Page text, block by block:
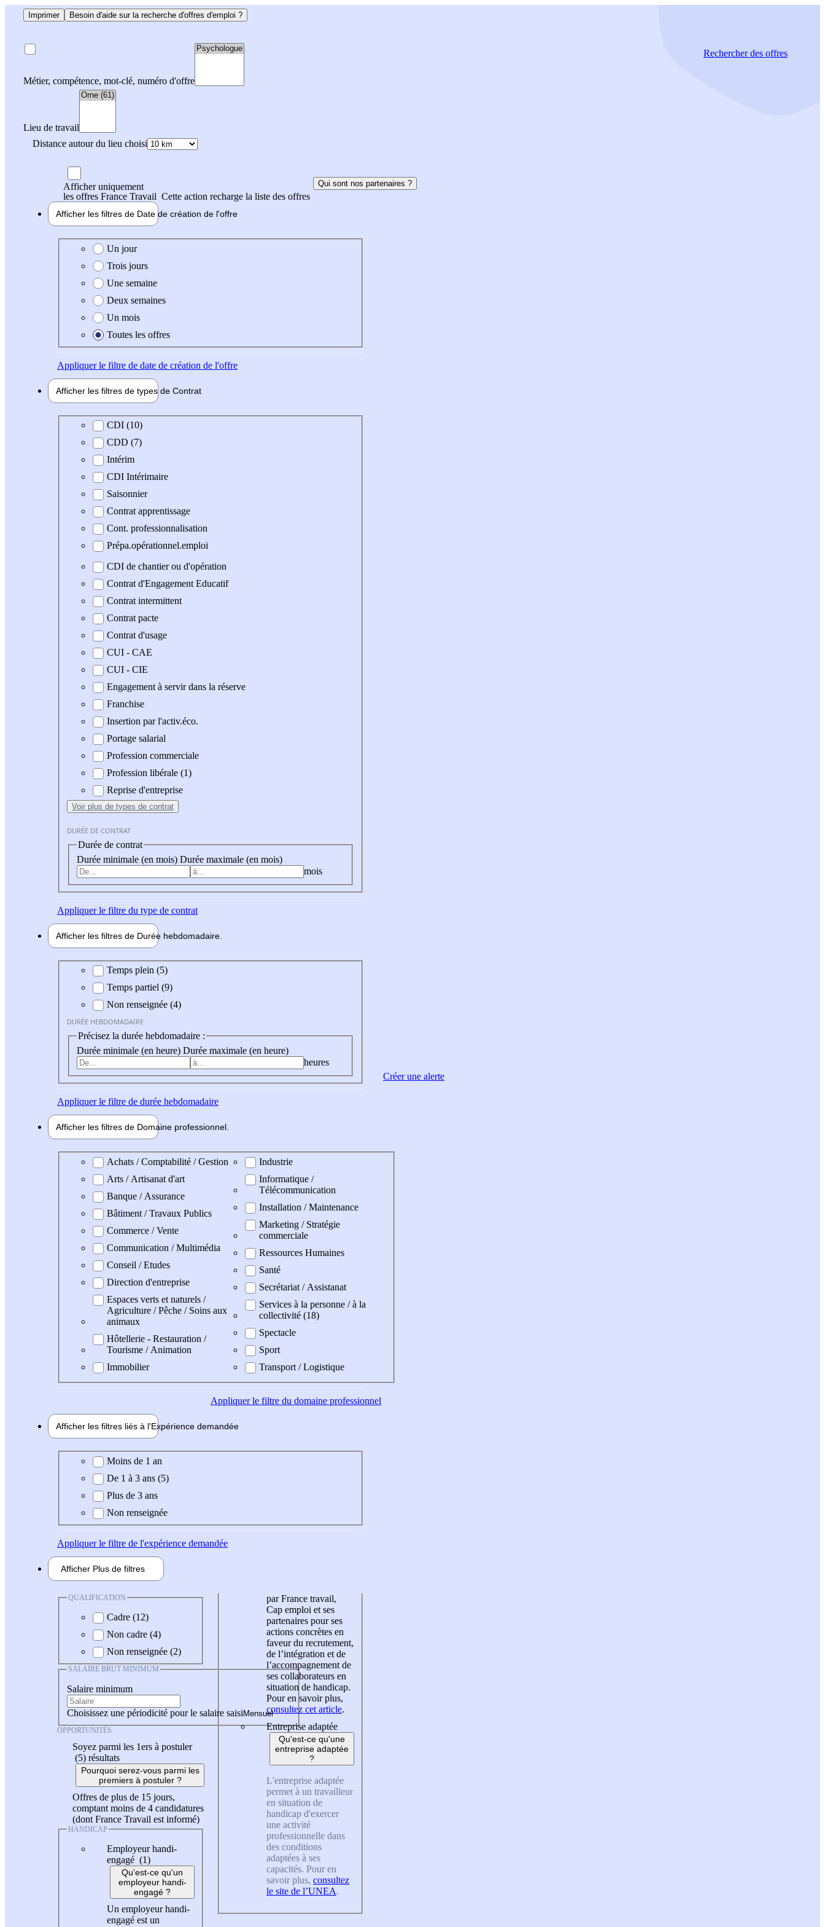
Imprimer Besoin d'aide sur la recherche d'offres d'emploi ?
Métier, compétence, mot-clé, numéro d'offre
Lieu de travail
Distance autour du lieu choisi
Rechercherdes offres
Afficher uniquement
les offres France Travail Cette action recharge la liste des offres
Qui sont nos partenaires ?
Afficher les filtres de Date de création de l'offre
Date de création de l'offre
Un jour
Trois jours
Une semaine
Deux semaines
Un mois
Toutes les offres
Appliquerle filtre de date de création de l'offre
Afficher les filtres de types de Contrat
Type de contratCDI (10)
CDD (7)
Intérim
CDI Intérimaire
Saisonnier
Contrat apprentissage
Cont. professionnalisation
Prépa.opérationnel.emploi
CDI de chantier ou d'opération
Contrat d'Engagement Educatif
Contrat intermittent
Contrat pacte
Contrat d'usage
CUI - CAE
CUI - CIE
Engagement à servir dans la réserve
Franchise
Insertion par l'activ.éco.
Portage salarial
Profession commerciale
Profession libérale (1)
Reprise d'entreprise
Voir plus de types de contrat
DURÉE DE CONTRAT
Durée de contrat
Durée minimale (en mois) Durée maximale (en mois)
mois
Appliquerle filtre du type de contrat
Afficher les filtres de Durée hebdomadaire
Durée hebdomadaire
Temps plein (5)
Temps partiel (9)
Non renseignée (4)
DURÉE HEBDOMADAIRE
Précisez la durée hebdomadaire :
Durée minimale (en heure) Durée maximale (en heure)
heures
Appliquerle filtre de durée hebdomadaire
Afficher les filtres de Domaine professionnel
Domaine professionel
Achats / Comptabilité / Gestion
Arts / Artisanat d'art
Banque / Assurance
Bâtiment / Travaux Publics
Commerce / Vente
Communication / Multimédia
Conseil / Etudes
Direction d'entreprise
Espaces verts et naturels /
Agriculture / Pêche / Soins aux
animaux
Hôtellerie - Restauration /
Tourisme / Animation
Immobilier
Industrie
Informatique /
Télécommunication
Installation / Maintenance
Marketing / Stratégie
commerciale
Ressources Humaines
Santé
Secrétariat / Assistanat
Services à la personne / à la
collectivité (18)
Spectacle
Sport
Transport / Logistique
Appliquerle filtre du domaine professionnel
Afficher les filtres liés à l'Expérience demandée
Expérience demandée
Moins de 1 an
De 1 à 3 ans (5)
Plus de 3 ans
Non renseignée
Appliquerle filtre de l'expérience demandée
Afficher Plus de filtres
QUALIFICATION
Cadre (12)
Non cadre (4)
Non renseignée (2)
SALAIRE BRUT MINIMUM
Salaire minimum
Choisissez une périodicité pour le salaire saisi
OPPORTUNITÉS
Soyez parmi les 1ers à postuler
(5) résultats
Pourquoi serez-vous parmi les
premiers à postuler ?
Offres de plus de 15 jours,
comptant moins de 4 candidatures
(dont France Travail est informé)
HANDICAP
Employeur handi-
engagé (1)
Qu'est-ce qu'un
employeur handi-
engagé ?
Un employeur handi-
engagé est un
par France travail,
Cap emploi et ses
partenaires pour ses
actions concrètes en
faveur du recrutement,
de l’intégration et de
l’accompagnement de
ses collaborateurs en
situation de handicap.
Pour en savoir plus,
consultez cet article.
Entreprise adaptée
Qu'est-ce qu'une
entreprise adaptée
?
L'entreprise adaptée
permet à un travailleur
en situation de
handicap d'exercer
une activité
professionnelle dans
des conditions
adaptées à ses
capacités. Pour en
savoir plus, consultez
le site de l’UNEA.
Créer une alerte